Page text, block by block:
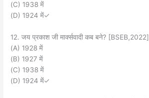
(C) 1938 में
(D) 1924 में✓
12. जय प्रकाश जी मार्क्सवादी कब बने? [BSEB,2022]
(A) 1928 में
(B) 1927 में
(C) 1938 में
(D) 1924 में✓